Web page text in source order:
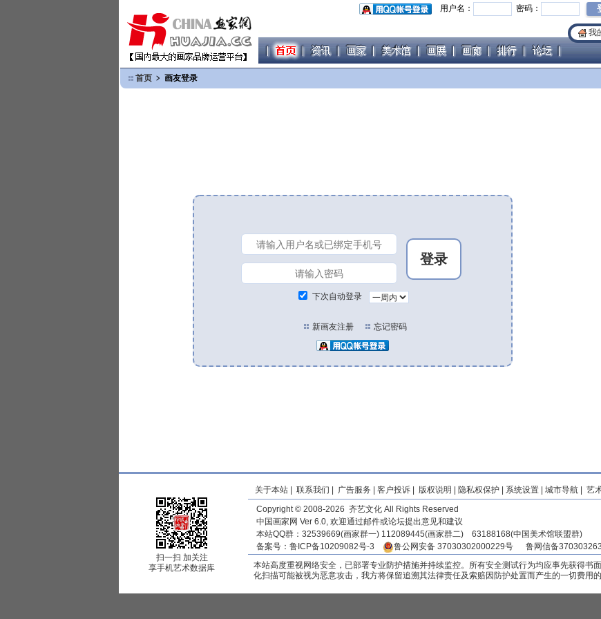
用户名： 密码：
我
首页 ﹥ 画友登录
下次自动登录
新画友注册 忘记密码
扫一扫 加关注
享手机艺术数据库
关于本站 联系我们 广告服务 客户投诉 版权说明 隐私权保护 系统设置 城市导航
艺
Copyright © 2008-2026 齐艺文化 All Rights Reserved
中国画家网 Ver 6.0, 欢迎通过邮件或论坛提出意见和建议
本站QQ群：32539669(画家群一) 112089445(画家群二) 63188168(中国美术馆联盟群)
备案号： 鲁ICP备10209082号-3 鲁公网安备 37030302000229号
鲁网信备
本站高度重视网络安全，已部署专业防护措施并持续监控。所有安全测试行为均应事先获得书
化扫描可能被视为恶意攻击，我方将保留追溯其法律责任及索赔因防护处置而产生的一切费用的